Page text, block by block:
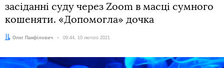
засіданні суду через Zoom в масці сумного
кошеняти. «Допомогла» дочка
Автор:
Олег Панфілович Дата:
09:44, 10 лютого 2021